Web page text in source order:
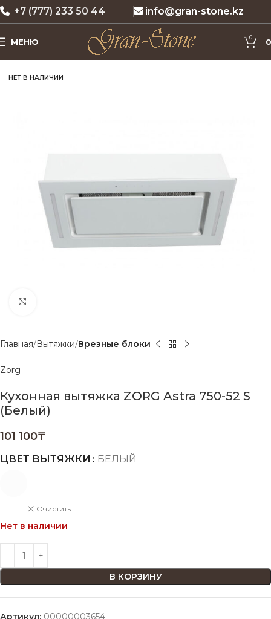
+7 (777) 233 50 44 info@gran-stone.kz
МЕНЮ 0 0
НЕТ В НАЛИЧИИ
Главная Вытяжки Врезные блоки
Zorg
Кухонная вытяжка ZORG Astra 750-52 S
(Белый)
101 100₸
ЦВЕТ ВЫТЯЖКИ БЕЛЫЙ
Очистить
Нет в наличии
В КОРЗИНУ
Артикул: 00000003654